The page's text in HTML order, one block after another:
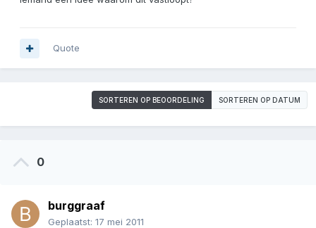
Quote
SORTEREN OP BEOORDELING SORTEREN OP DATUM
0
burggraaf
Geplaatst: 17 mei 2011